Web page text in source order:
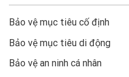
Bảo vệ mục tiêu cố định
Bảo vệ mục tiêu di động
Bảo vệ an ninh cá nhân